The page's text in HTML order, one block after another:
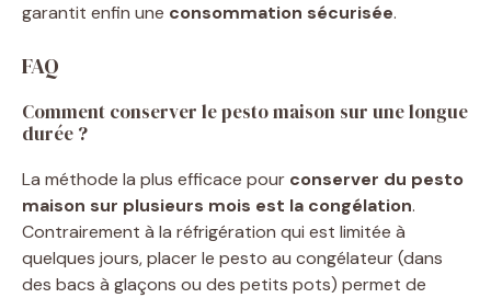
garantit enfin une consommation sécurisée.
FAQ
Comment conserver le pesto maison sur une longue
durée ?
La méthode la plus efficace pour conserver du pesto
maison sur plusieurs mois est la congélation.
Contrairement à la réfrigération qui est limitée à
quelques jours, placer le pesto au congélateur (dans
des bacs à glaçons ou des petits pots) permet de